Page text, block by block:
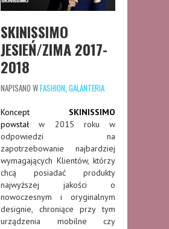
SKINISSIMO
JESIEŃ/ZIMA 2017-
2018
NAPISANO WFASHION GALANTERIA
Koncept SKINISSIMO
powstałw 2015 roku w
odpowiedzi na
zapotrzebowanie najbardziej
wymagających Klientów, którzy
chcą posiadać produkty
najwyższej jakości o
nowoczesnym i oryginalnym
designie, chroniące przy tym
urządzenia mobilne czy